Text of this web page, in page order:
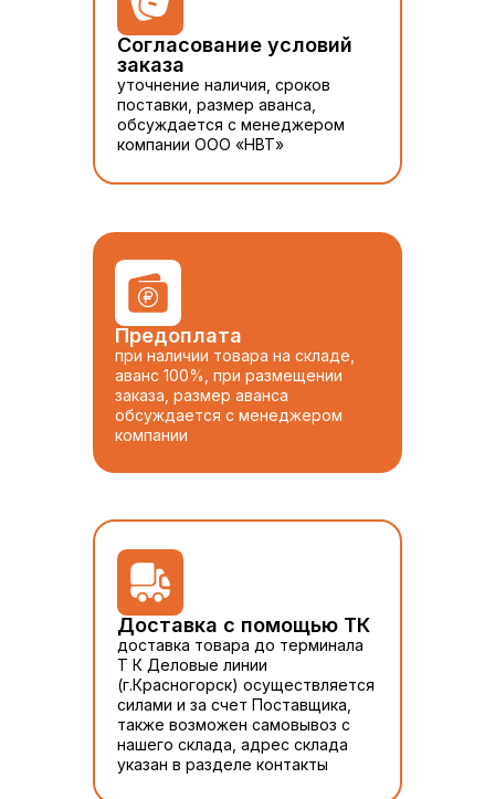
Предоплата
при наличии товара на складе,
аванс 100%, при размещении
заказа, размер аванса
обсуждается с менеджером
компании
Доставка с помощью ТК
доставка товара до терминала
Т К Деловые линии
(г.Красногорск) осуществляется
силами и за счет Поставщика,
также возможен самовывоз с
нашего склада, адрес склада
указан в разделе контакты
Согласование условий
заказа
уточнение наличия, сроков
поставки, размер аванса,
обсуждается с менеджером
компании ООО «НВТ»